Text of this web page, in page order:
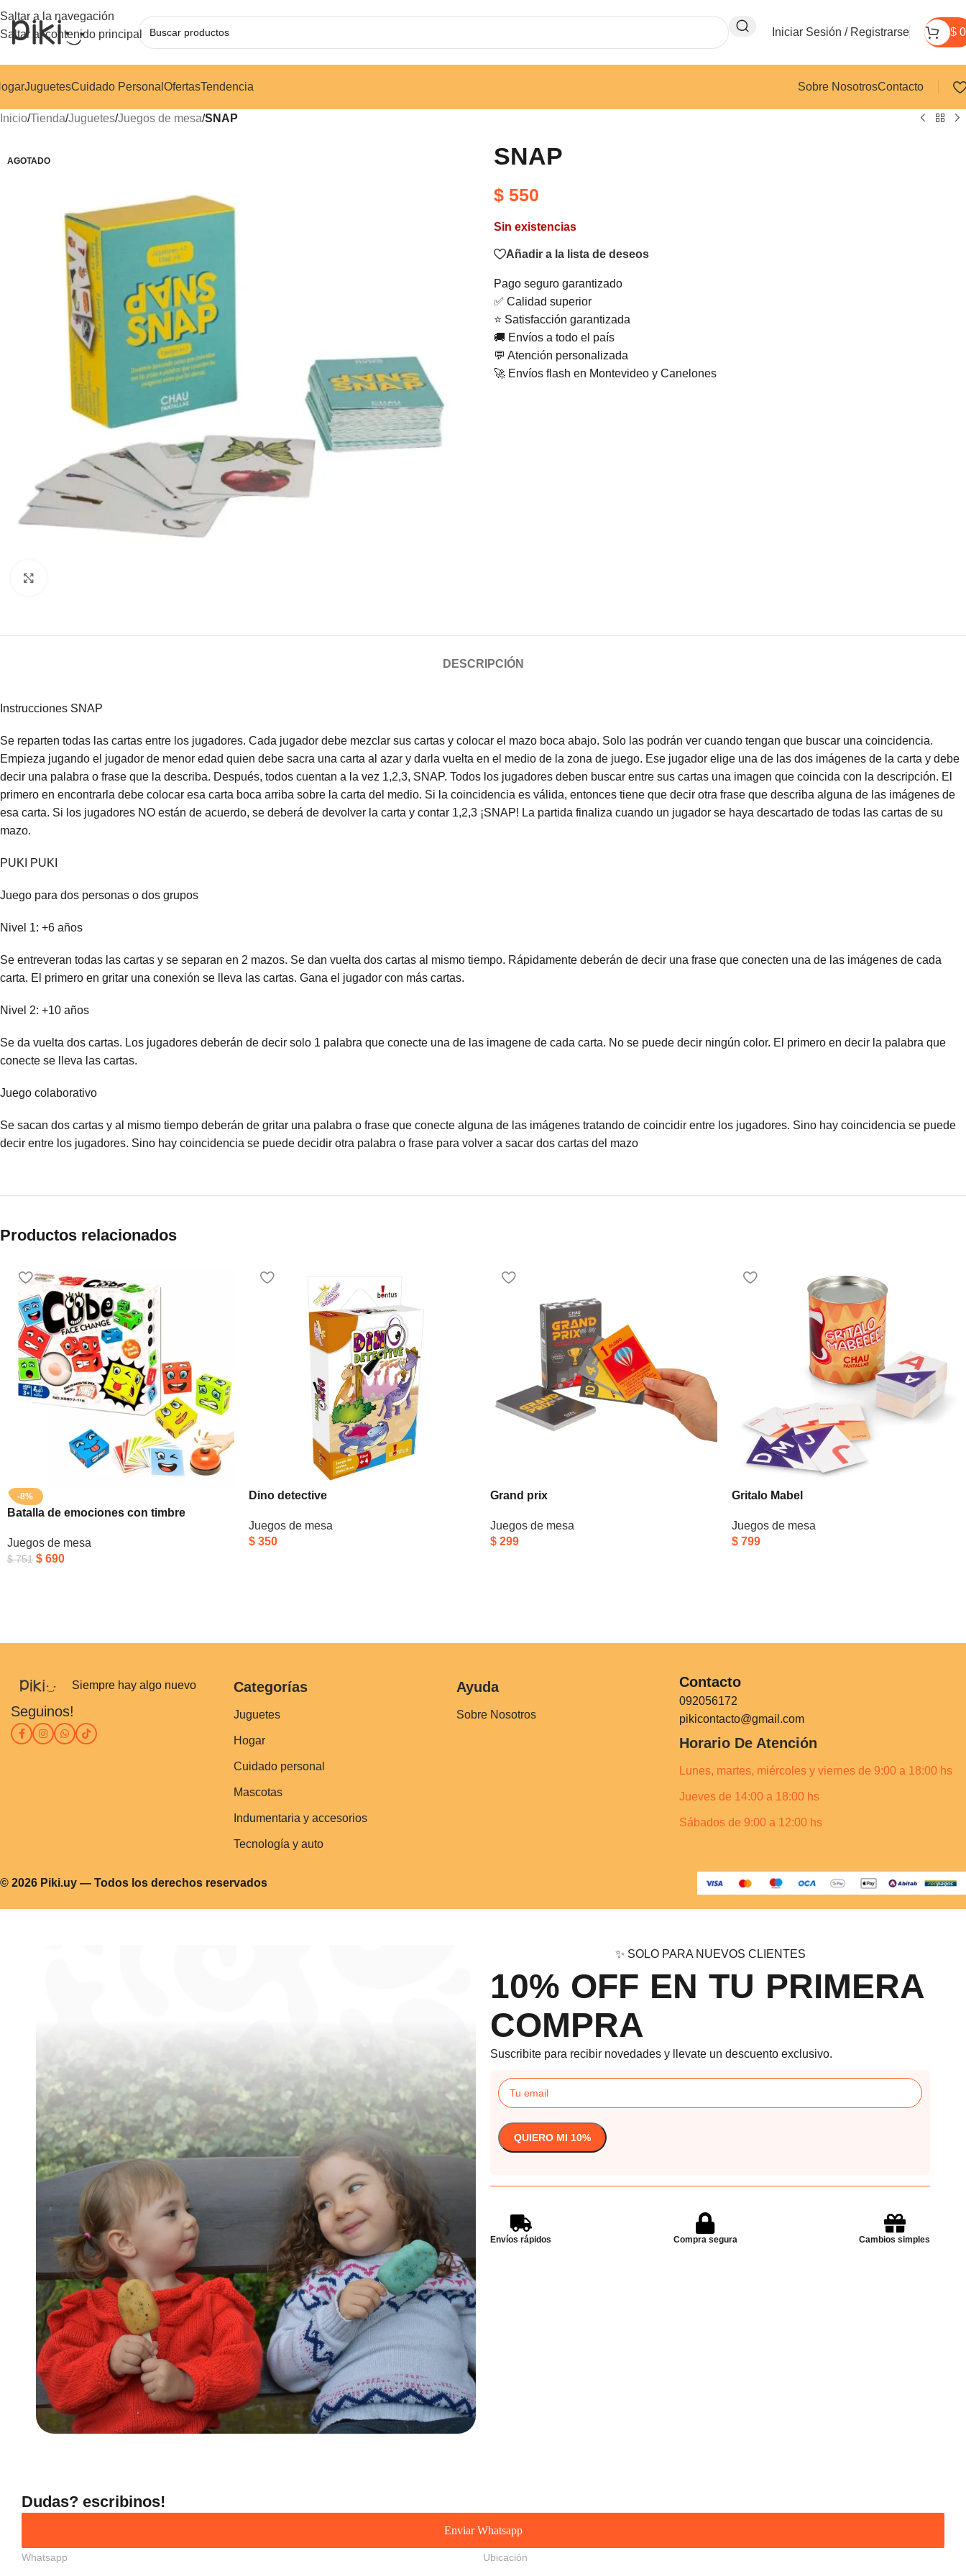
Saltar a la navegación
Saltar al contenido principal
Iniciar Sesión / Registrarse $ 0
JuguetesCuidado Personal OfertasTendencia Sobre NosotrosContacto
Inicio/Tienda/Juguetes/Juegos de mesa/SNAP
AGOTADO SNAP
$ 550
Sin existencias
Añadir a la lista de deseos
Pago seguro garantizado
✅ Calidad superior
⭐ Satisfacción garantizada
🚚 Envíos a todo el país
💬 Atención personalizada
🚀 Envíos flash en Montevideo y Canelones
DESCRIPCIÓN
Instrucciones SNAP
Se reparten todas las cartas entre los jugadores. Cada jugador debe mezclar sus cartas y colocar el mazo boca abajo. Solo las podrán ver cuando tengan que buscar una coincidencia.
Empieza jugando el jugador de menor edad quien debe sacra una carta al azar y darla vuelta en el medio de la zona de juego. Ese jugador elige una de las dos imágenes de la carta y debe
decir una palabra o frase que la describa. Después, todos cuentan a la vez 1,2,3, SNAP. Todos los jugadores deben buscar entre sus cartas una imagen que coincida con la descripción. El
primero en encontrarla debe colocar esa carta boca arriba sobre la carta del medio. Si la coincidencia es válida, entonces tiene que decir otra frase que describa alguna de las imágenes de
esa carta. Si los jugadores NO están de acuerdo, se deberá de devolver la carta y contar 1,2,3 ¡SNAP! La partida finaliza cuando un jugador se haya descartado de todas las cartas de su
mazo.
PUKI PUKI
Juego para dos personas o dos grupos
Nivel 1: +6 años
Se entreveran todas las cartas y se separan en 2 mazos. Se dan vuelta dos cartas al mismo tiempo. Rápidamente deberán de decir una frase que conecten una de las imágenes de cada
carta. El primero en gritar una conexión se lleva las cartas. Gana el jugador con más cartas.
Nivel 2: +10 años
Se da vuelta dos cartas. Los jugadores deberán de decir solo 1 palabra que conecte una de las imagene de cada carta. No se puede decir ningún color. El primero en decir la palabra que
conecte se lleva las cartas.
Juego colaborativo
Se sacan dos cartas y al mismo tiempo deberán de gritar una palabra o frase que conecte alguna de las imágenes tratando de coincidir entre los jugadores. Sino hay coincidencia se puede
decir entre los jugadores. Sino hay coincidencia se puede decidir otra palabra o frase para volver a sacar dos cartas del mazo
Productos relacionados
-8%
Batalla de emociones con timbre
Juegos de mesa
$751 $ 690
Dino detective
Juegos de mesa
$ 350
Grand prix
Juegos de mesa
$ 299
Gritalo Mabel
Juegos de mesa
$ 799
Siempre hay algo nuevo
Seguinos!
Categorías
Juguetes
Hogar
Cuidado personal
Mascotas
Indumentaria y accesorios
Tecnología y auto
Ayuda
Sobre Nosotros
Contacto
092056172
pikicontacto@gmail.com
Horario De Atención
Lunes, martes, miércoles y viernes de 9:00 a 18:00 hs
Jueves de 14:00 a 18:00 hs
Sábados de 9:00 a 12:00 hs
© 2026 Piki.uy — Todos los derechos reservados
✨ SOLO PARA NUEVOS CLIENTES
10% OFF EN TU PRIMERA
COMPRA
Suscribite para recibir novedades y llevate un descuento exclusivo.
Envíos rápidos Compra segura Cambios simples
Dudas? escribinos!
Enviar Whatsapp
Whatsapp Ubicación